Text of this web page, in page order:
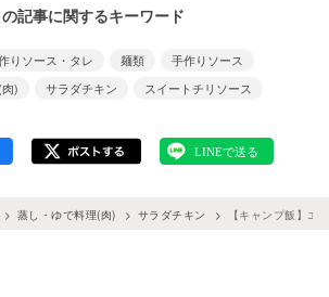
記事に関するキーワード
りソース・タレ 麺類
手作りソース
)
サラダチキン スイートチリソース
蒸し・ゆで料理(肉) サラダチキン 【キャンプ飯】エ